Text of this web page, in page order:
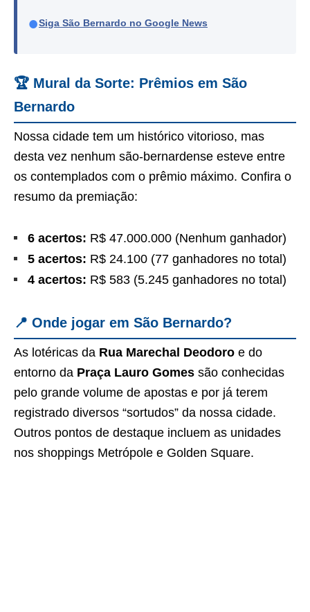
●Siga São Bernardo no Google News
🏆 Mural da Sorte: Prêmios em São
Bernardo
Nossa cidade tem um histórico vitorioso, mas
desta vez nenhum são-bernardense esteve entre
os contemplados com o prêmio máximo. Confira o
resumo da premiação:
6 acertos: R$ 47.000.000 (Nenhum ganhador)
5 acertos: R$ 24.100 (77 ganhadores no total)
4 acertos: R$ 583 (5.245 ganhadores no total)
📍 Onde jogar em São Bernardo?
As lotéricas da Rua Marechal Deodoro e do
entorno da Praça Lauro Gomes são conhecidas
pelo grande volume de apostas e por já terem
registrado diversos “sortudos” da nossa cidade.
Outros pontos de destaque incluem as unidades
nos shoppings Metrópole e Golden Square.